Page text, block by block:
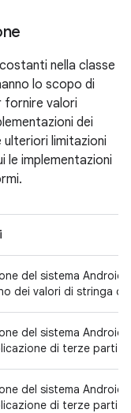
nella classe
lo scopo di
fornire valori
dei
ulteriori limitazioni
le implementazioni
del sistema
dei valori di stringa
del sistema
di terze parti.
del sistema
di terze parti.